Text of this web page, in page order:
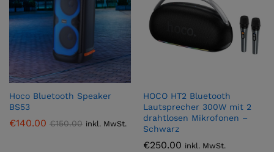
Hoco Bluetooth Speaker
BS53
€140.00 €150.00 inkl. MwSt.
HOCO HT2 Bluetooth
Lautsprecher 300W mit 2
drahtlosen Mikrofonen –
Schwarz
€250.00 inkl. MwSt.